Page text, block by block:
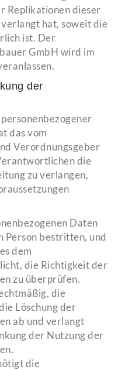
Replikationen dieser
hat, soweit die
ist. Der
GmbH wird im
der
das vom
Verordnungsgeber
die
zu verlangen,
Daten
bestritten, und
dem
die Richtigkeit der
zu überprüfen.
die
Löschung der
ab und verlangt
der Nutzung der
die